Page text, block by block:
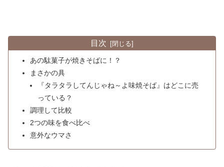
目次
あの駄菓子が焼きそばに！？
まさかの具
『タラタラしてんじゃね～よ味焼そば』はどこに売
っている？
調理して比較
2つの味を食べ比べ
意外なウマさ